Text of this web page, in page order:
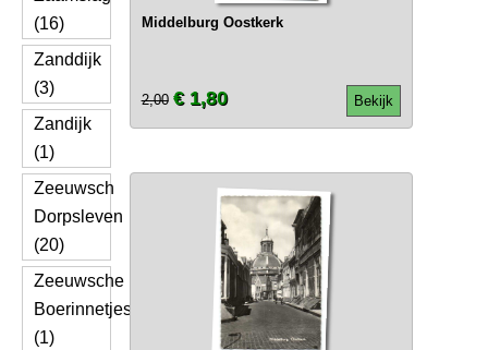
(16)
Zanddijk
(3)
Zandijk
(1)
Zeeuwsch
Dorpsleven
(20)
Zeeuwsche
Boerinnetjes
(1)
Middelburg Oostkerk
Bekijk
2,00 € 1,80